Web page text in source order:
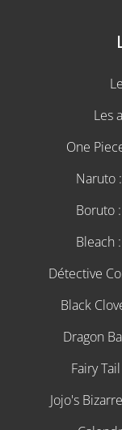
Les
One
Naruto
Boruto
Bleach
Détective
Black
Dragon
Fairy
Jojo's